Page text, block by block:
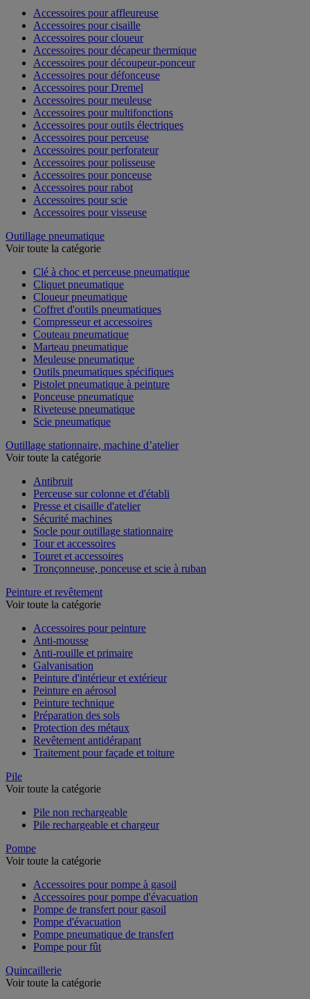
Accessoires pour affleureuse
Accessoires pour cisaille
Accessoires pour cloueur
Accessoires pour décapeur thermique
Accessoires pour découpeur-ponceur
Accessoires pour défonceuse
Accessoires pour Dremel
Accessoires pour meuleuse
Accessoires pour multifonctions
Accessoires pour outils électriques
Accessoires pour perceuse
Accessoires pour perforateur
Accessoires pour polisseuse
Accessoires pour ponceuse
Accessoires pour rabot
Accessoires pour scie
Accessoires pour visseuse
Outillage pneumatique
Voir toute la catégorie
Clé à choc et perceuse pneumatique
Cliquet pneumatique
Cloueur pneumatique
Coffret d'outils pneumatiques
Compresseur et accessoires
Couteau pneumatique
Marteau pneumatique
Meuleuse pneumatique
Outils pneumatiques spécifiques
Pistolet pneumatique à peinture
Ponceuse pneumatique
Riveteuse pneumatique
Scie pneumatique
Outillage stationnaire, machine d’atelier
Voir toute la catégorie
Antibruit
Perceuse sur colonne et d'établi
Presse et cisaille d'atelier
Sécurité machines
Socle pour outillage stationnaire
Tour et accessoires
Touret et accessoires
Tronçonneuse, ponceuse et scie à ruban
Peinture et revêtement
Voir toute la catégorie
Accessoires pour peinture
Anti-mousse
Anti-rouille et primaire
Galvanisation
Peinture d'intérieur et extérieur
Peinture en aérosol
Peinture technique
Préparation des sols
Protection des métaux
Revêtement antidérapant
Traitement pour façade et toiture
Pile
Voir toute la catégorie
Pile non rechargeable
Pile rechargeable et chargeur
Pompe
Voir toute la catégorie
Accessoires pour pompe à gasoil
Accessoires pour pompe d'évacuation
Pompe de transfert pour gasoil
Pompe d'évacuation
Pompe pneumatique de transfert
Pompe pour fût
Quincaillerie
Voir toute la catégorie